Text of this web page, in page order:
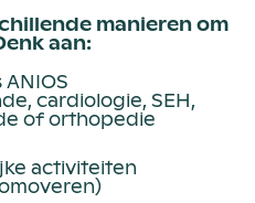
manieren om
aan:
cardiologie, SEH,
of orthopedie
activiteiten